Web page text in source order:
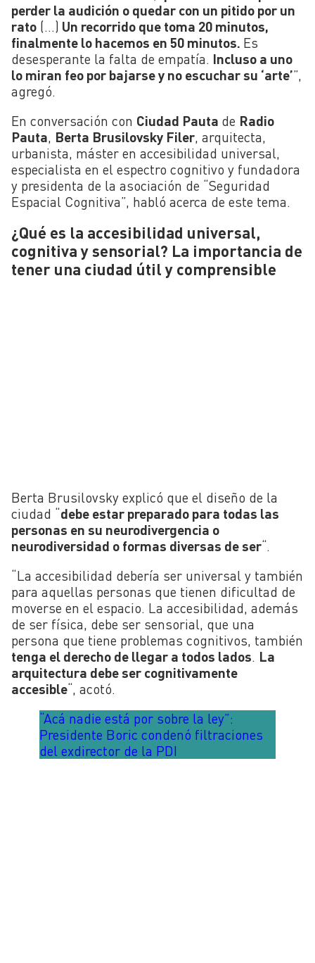
perder la audición o quedar con un pitido por un
rato (…) Un recorrido que toma 20 minutos,
finalmente lo hacemos en 50 minutos. Es
desesperante la falta de empatía. Incluso a uno
lo miran feo por bajarse y no escuchar su ‘arte’”,
agregó.
En conversación con Ciudad Pauta de Radio
Pauta, Berta Brusilovsky Filer, arquitecta,
urbanista, máster en accesibilidad universal,
especialista en el espectro cognitivo y fundadora
y presidenta de la asociación de “Seguridad
Espacial Cognitiva”, habló acerca de este tema.
¿Qué es la accesibilidad universal,
cognitiva y sensorial? La importancia de
tener una ciudad útil y comprensible
Berta Brusilovsky explicó que el diseño de la
ciudad “debe estar preparado para todas las
personas en su neurodivergencia o
neurodiversidad o formas diversas de ser“.
“La accesibilidad debería ser universal y también
para aquellas personas que tienen dificultad de
moverse en el espacio. La accesibilidad, además
de ser física, debe ser sensorial, que una
persona que tiene problemas cognitivos, también
tenga el derecho de llegar a todos lados. La
arquitectura debe ser cognitivamente
accesible“, acotó.
“Acá nadie está por sobre la ley”:
Presidente Boric condenó filtraciones
del exdirector de la PDI